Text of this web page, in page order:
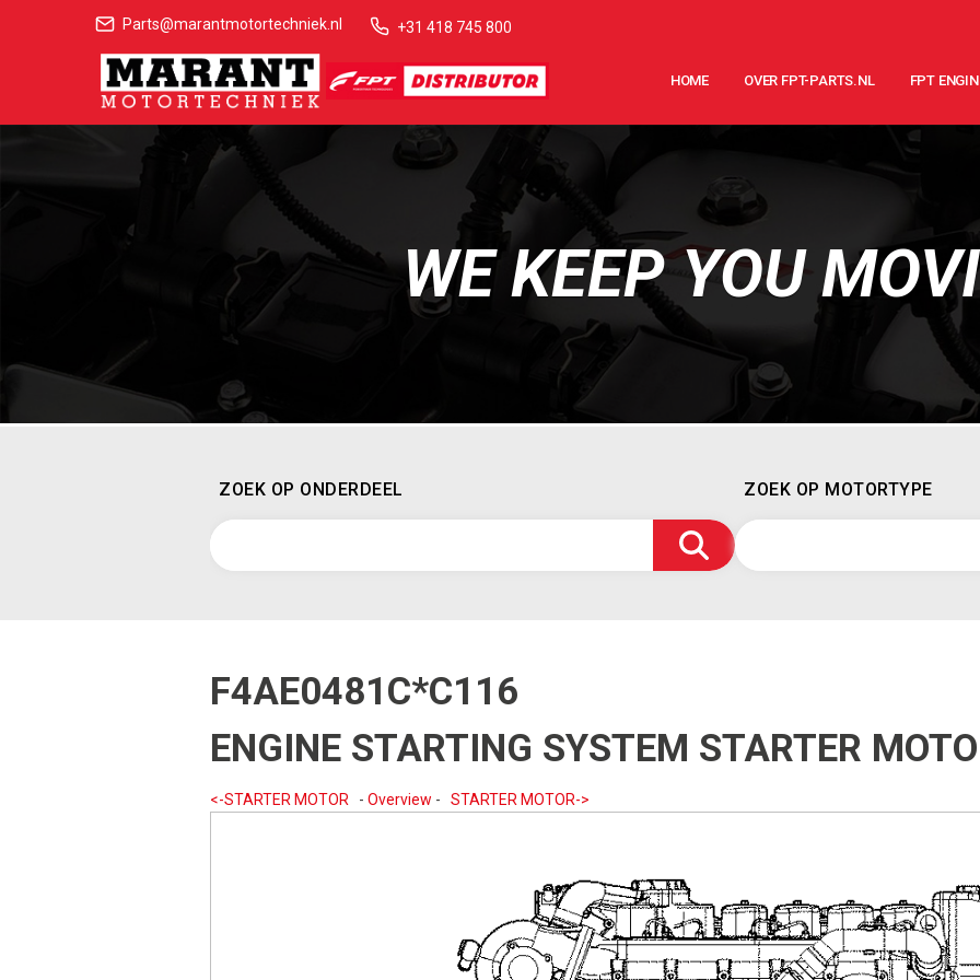
Parts@marantmotortechniek.nl +31 418 745 800
HOME OVER FPT-PARTS.NL FPT
WE KEEP YOU
ZOEK OP ONDERDEEL ZOEK OP MOTORTYPE
F4AE0481C*C116
ENGINE STARTING SYSTEM STARTER
<-STARTER MOTOR - Overview - STARTER MOTOR->